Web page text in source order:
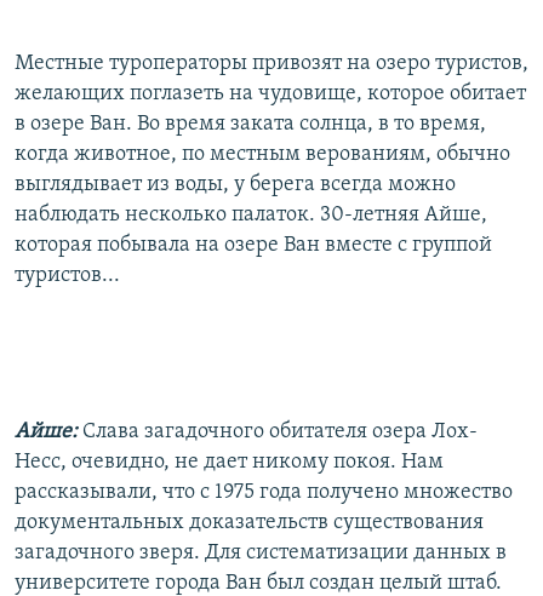
Местные туроператоры привозят на озеро туристов,
желающих поглазеть на чудовище, которое обитает
в озере Ван. Во время заката солнца, в то время,
когда животное, по местным верованиям, обычно
выглядывает из воды, у берега всегда можно
наблюдать несколько палаток. 30-летняя Айше,
которая побывала на озере Ван вместе с группой
туристов...
Айше: Слава загадочного обитателя озера Лох-
Несс, очевидно, не дает никому покоя. Нам
рассказывали, что с 1975 года получено множество
документальных доказательств существования
загадочного зверя. Для систематизации данных в
университете города Ван был создан целый штаб.